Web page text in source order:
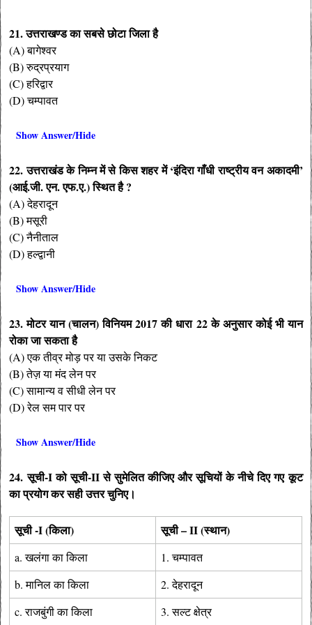
21. उत्तराखण्ड का सबसे छोटा जिला है
(A) बागेश्वर
(B) रुद्रप्रयाग
(C) हरिद्वार
(D) चम्पावत
Show Answer/Hide
22. उत्तराखंड के निम्न में से किस शहर में ‘इंदिरा गाँधी राष्ट्रीय वन अकादमी’
(आई.जी. एन. एफ.ए.) स्थित है ?
(A) देहरादून
(B) मसूरी
(C) नैनीताल
(D) हल्द्वानी
Show Answer/Hide
23. मोटर यान (चालन) विनियम 2017 की धारा 22 के अनुसार कोई भी यान
रोका जा सकता है
(A) एक तीव्र मोड़ पर या उसके निकट
(B) तेज़ या मंद लेन पर
(C) सामान्य व सीधी लेन पर
(D) रेल सम पार पर
Show Answer/Hide
24. सूची-I को सूची-II से सुमेलित कीजिए और सूचियों के नीचे दिए गए कूट
का प्रयोग कर सही उत्तर चुनिए।
सूची -I (किला) सूची – II (स्थान)
a. खलंगा का किला
1. चम्पावत
b. मानिल का किला
2. देहरादून
c. राजबुंगी का किला
3. सल्ट क्षेत्र